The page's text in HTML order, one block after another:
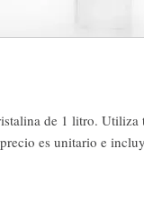
de 1 litro. Utiliza
es unitario e